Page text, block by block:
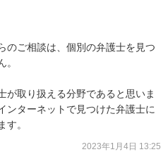
のご相談は、個別の弁護士を見つ
。
が取り扱える分野であると思いま
ンターネットで見つけた弁護士に
す。
2023年1月4日 13:25